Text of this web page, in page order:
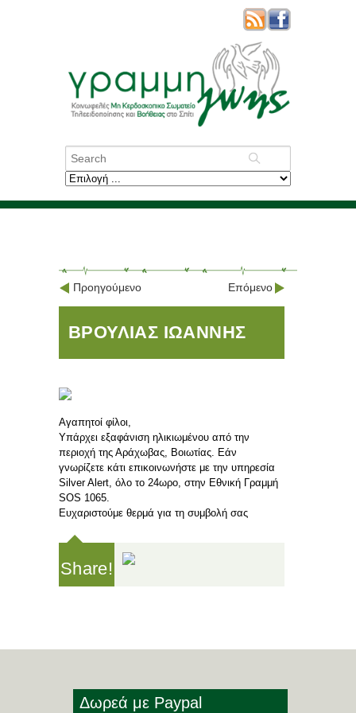
Προηγούμενο Επόμενο
ΒΡΟΥΛΙΑΣ ΙΩΑΝΝΗΣ
Aγαπητοί φίλοι,
Υπάρχει εξαφάνιση ηλικιωμένου από την
περιοχή της Αράχωβας, Βοιωτίας. Εάν
γνωρίζετε κάτι επικοινωνήστε με την υπηρεσία
Silver Alert, όλο το 24ωρο, στην Εθνική Γραμμή
SOS 1065.
Ευχαριστούμε θερμά για τη συμβολή σας
Share!
Δωρεά με Paypal